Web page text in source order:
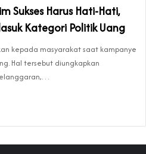
Sukses Harus Hati-Hati,
Kategori Politik Uang
kepada masyarakat saat kampanye
Hal tersebut diungkapkan